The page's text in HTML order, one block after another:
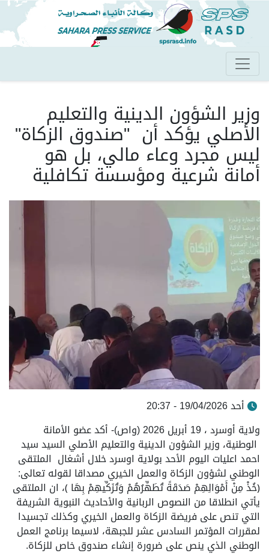
تجاوز
إلى
المحتوى
الرئيسي
وزير الشؤون الدينية والتعليم
الأصلي يؤكد أن "صندوق الزكاة"
ليس مجرد وعاء مالي، بل هو
أمانة شرعية ومؤسسة تكافلية
أحد 19/04/2026 - 20:37
ولاية أوسرد ، 19 أبريل 2026 (واص)- أكد عضو الأمانة
الوطنية، وزير الشؤون الدينية والتعليم الأصلي السيد سيد
احمد اعليات اليوم الأحد بولاية اوسرد خلال أشغال الملتقى
الوطني لشؤون الزكاة والعمل الخيري مصداقا لقوله تعالى:
﴿خُذْ مِنْ أَمْوَالِهِمْ صَدَقَةً تُطَهِّرُهُمْ وَتُزَكِّيهِمْ بِهَا ﴾، ان الملتقى
يأتي انطلاقا من النصوص الربانية والأحاديث النبوية الشريفة
التي تنص على فريضة الزكاة والعمل الخيري وكذلك تجسيدا
لمقررات المؤتمر السادس عشر للجبهة، لاسيما برنامج العمل
الوطني الذي ينص على ضرورة إنشاء صندوق خاص للزكاة.